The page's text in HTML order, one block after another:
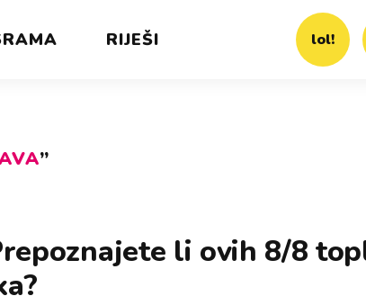
RIJEŠI lol!
”
li ovih 8/8